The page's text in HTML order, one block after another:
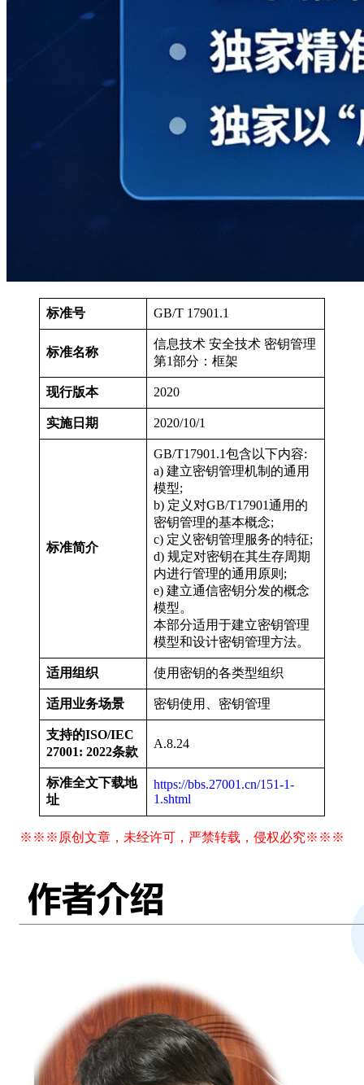
标准号 GB/T 17901.1
标准名称
信息技术 安全技术 密钥管理
第1部分：框架
现行版本 2020
实施日期 2020/10/1
标准简介
GB/T17901.1包含以下内容:
a) 建立密钥管理机制的通用
模型;
b) 定义对GB/T17901通用的
密钥管理的基本概念;
c) 定义密钥管理服务的特征;
d) 规定对密钥在其生存周期
内进行管理的通用原则;
e) 建立通信密钥分发的概念
模型。
本部分适用于建立密钥管理
模型和设计密钥管理方法。
适用组织 使用密钥的各类型组织
适用业务场景 密钥使用、密钥管理
支持的ISO/IEC
27001: 2022条款
A.8.24
标准全文下载地
址
https://bbs.27001.cn/151-1-
1.shtml
※※※原创文章，未经许可，严禁转载，侵权必究※※※